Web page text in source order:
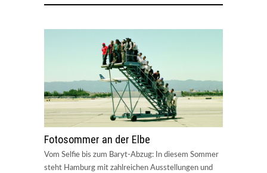
Fotosommer an der Elbe
Vom Selfie bis zum Baryt-Abzug: In diesem Sommer
steht Hamburg mit zahlreichen Ausstellungen und